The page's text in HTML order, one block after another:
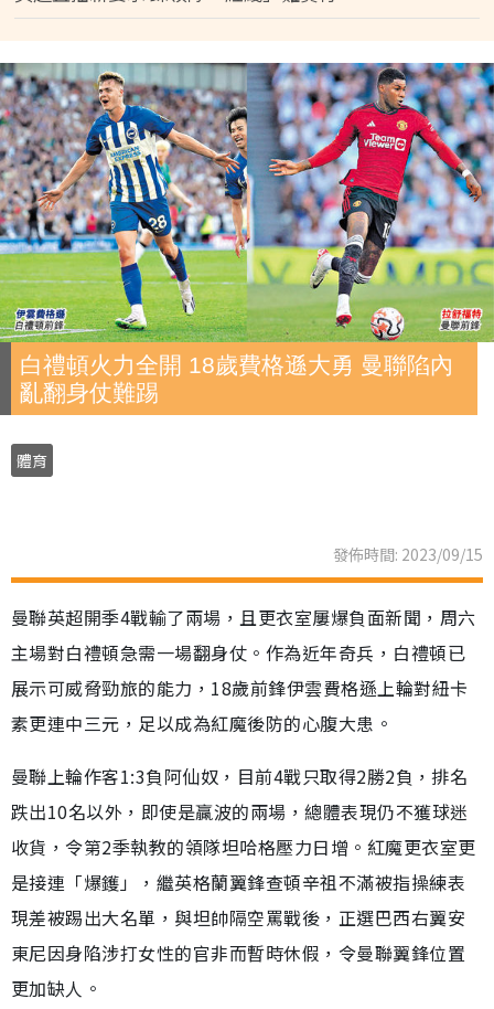
白禮頓火力全開 18歲費格遜大勇 曼聯陷內
亂翻身仗難踢
體育
發佈時間: 2023/09/15
曼聯英超開季4戰輸了兩場，且更衣室屢爆負面新聞，周六
主場對白禮頓急需一場翻身仗。作為近年奇兵，白禮頓已
展示可威脅勁旅的能力，18歲前鋒伊雲費格遜上輪對紐卡
素更連中三元，足以成為紅魔後防的心腹大患。
曼聯上輪作客1:3負阿仙奴，目前4戰只取得2勝2負，排名
跌出10名以外，即使是贏波的兩場，總體表現仍不獲球迷
收貨，令第2季執教的領隊坦哈格壓力日增。紅魔更衣室更
是接連「爆鑊」，繼英格蘭翼鋒查頓辛祖不滿被指操練表
現差被踢出大名單，與坦帥隔空罵戰後，正選巴西右翼安
東尼因身陷涉打女性的官非而暫時休假，令曼聯翼鋒位置
更加缺人。